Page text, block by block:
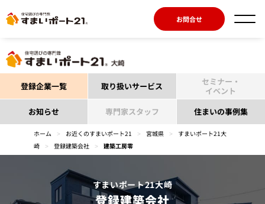
お問合せ
登録企業一覧 取り扱いサービス
セミナー・
イベント
お知らせ
専門家スタッフ 住まいの事例集
ホーム > お近くのすまいポート21 > 宮城県 >
すまいポート21大
崎
> 登録建築会社 > 建築工房零
すまいポート21大崎
登録建築会社